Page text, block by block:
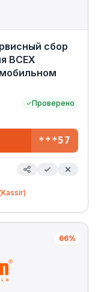
сбор
ВСЕХ
Проверено
***57
66%